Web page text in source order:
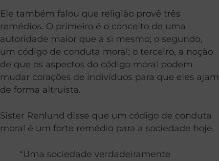
Ele também falou que religião provê três
remédios. O primeiro é o conceito de uma
autoridade maior que a si mesmo; o segundo,
um código de conduta moral; o terceiro, a noção
de que os aspectos do código moral podem
mudar corações de indivíduos para que eles ajam
de forma altruísta.
Sister Renlund disse que um código de conduta
moral é um forte remédio para a sociedade hoje.
“Uma sociedade verdadeiramente